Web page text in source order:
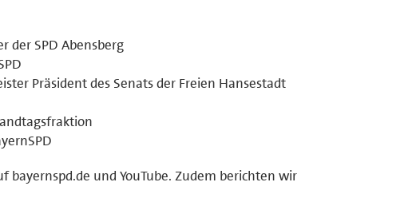
der SPD Abensberg
Präsident des Senats der Freien Hansestadt
und YouTube. Zudem berichten wir